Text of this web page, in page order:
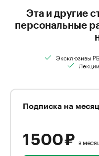
Эта и другие
персональные
Эксклюзивы
Подписка на месяц
1 500 ₽ в